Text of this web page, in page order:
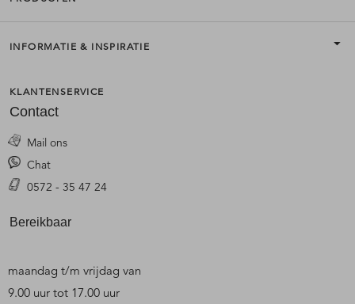
INFORMATIE & INSPIRATIE
KLANTENSERVICE
Contact
Mail ons
Chat
0572 - 35 47 24
Bereikbaar
maandag t/m vrijdag van
9.00 uur tot 17.00 uur